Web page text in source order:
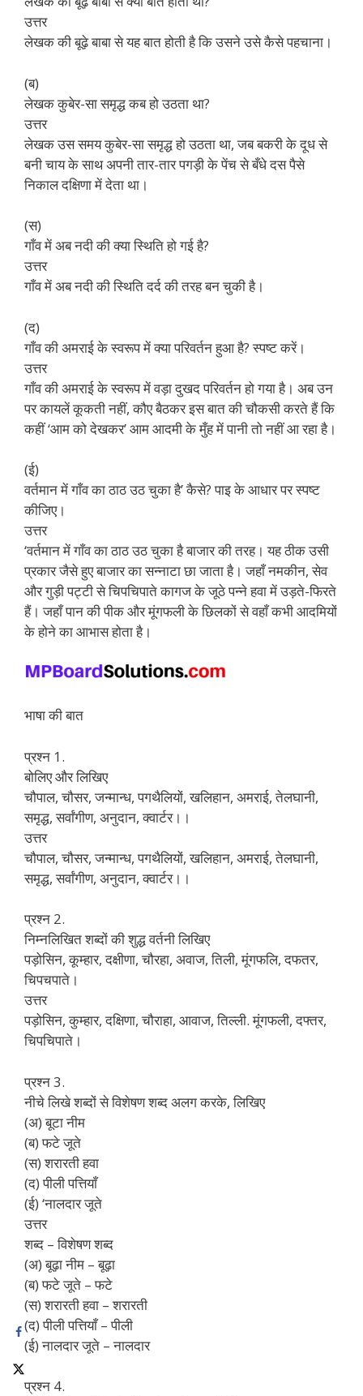
उत्तर
लेखक की बूढ़े बाबा से यह बात होती है कि उसने उसे कैसे पहचाना।
(ब)
लेखक कुबेर-सा समृद्ध कब हो उठता था?
उत्तर
लेखक उस समय कुबेर-सा समृद्ध हो उठता था, जब बकरी के दूध से
बनी चाय के साथ अपनी तार-तार पगड़ी के पेंच से बँधे दस पैसे
निकाल दक्षिणा में देता था।
(स)
गाँव में अब नदी की क्या स्थिति हो गई है?
उत्तर
गाँव में अब नदी की स्थिति दर्द की तरह बन चुकी है।
(द)
गाँव की अमराई के स्वरूप में क्या परिवर्तन हुआ है? स्पष्ट करें।
उत्तर
गाँव की अमराई के स्वरूप में वड़ा दुखद परिवर्तन हो गया है। अब उन
पर कायलें कूकती नहीं, कौए बैठकर इस बात की चौकसी करते हैं कि
कहीं ‘आम को देखकर’ आम आदमी के मुँह में पानी तो नहीं आ रहा है।
(ई)
वर्तमान में गाँव का ठाठ उठ चुका है’ कैसे? पाइ के आधार पर स्पष्ट
कीजिए।
उत्तर
‘वर्तमान में गाँव का ठाठ उठ चुका है बाजार की तरह। यह ठीक उसी
प्रकार जैसे हुए बाजार का सन्नाटा छा जाता है। जहाँ नमकीन, सेव
और गुड़ी पट्टी से चिपचिपाते कागज के जूठे पन्ने हवा में उड़ते-फिरते
हैं। जहाँ पान की पीक और मूंगफली के छिलकों से वहाँ कभी आदमियों
के होने का आभास होता है।
भाषा की बात
प्रश्न 1.
बोलिए और लिखिए
चौपाल, चौसर, जन्मान्ध, पगथैलियों, खलिहान, अमराई, तेलघानी,
समृद्ध, सर्वांगीण, अनुदान, क्वार्टर।।
उत्तर
चौपाल, चौसर, जन्मान्ध, पगथैलियों, खलिहान, अमराई, तेलघानी,
समृद्ध, सर्वांगीण, अनुदान, क्वार्टर।।
प्रश्न 2.
निम्नलिखित शब्दों की शुद्ध वर्तनी लिखिए
पड़ोसिन, कूम्हार, दक्षीणा, चौरहा, अवाज, तिली, मूंगफलि, दफतर,
चिपचपाते।
उत्तर
पड़ोसिन, कुम्हार, दक्षिणा, चौराहा, आवाज, तिल्ली. मूंगफली, दफ्तर,
चिपचिपाते।
प्रश्न 3.
नीचे लिखे शब्दों से विशेषण शब्द अलग करके, लिखिए
(अ) बूटा नीम
(ब) फटे जूते
(स) शरारती हवा
(द) पीली पत्तियाँ
(ई) ‘नालदार जूते
उत्तर
शब्द – विशेषण शब्द
(अ) बूढ़ा नीम – बूढ़ा
(ब) फटे जूते – फटे
(स) शरारती हवा – शरारती
(द) पीली पत्तियाँ – पीली
(ई) नालदार जूते – नालदार
प्रश्न 4.